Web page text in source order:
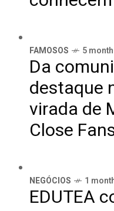
FAMOSOS 5
Da
destaque
virada de
Close
NEGÓCIOS 1
EDUTEA